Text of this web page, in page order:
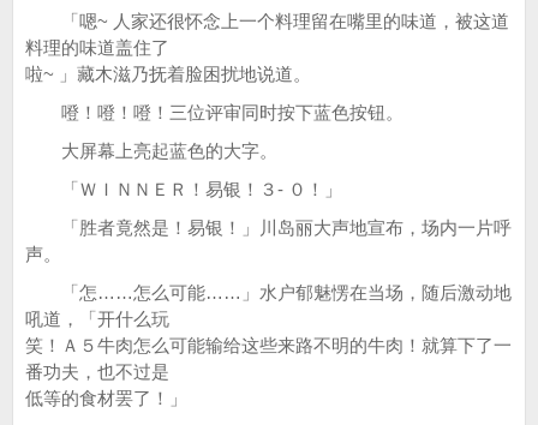
「嗯~ 人家还很怀念上一个料理留在嘴里的味道，被这道
料理的味道盖住了
啦~ 」藏木滋乃抚着脸困扰地说道。
噔！噔！噔！三位评审同时按下蓝色按钮。
大屏幕上亮起蓝色的大字。
「ＷＩＮＮＥＲ！易银！３- ０！」
「胜者竟然是！易银！」川岛丽大声地宣布，场内一片呼
声。
「怎……怎么可能……」水户郁魅愣在当场，随后激动地
吼道，「开什么玩
笑！Ａ５牛肉怎么可能输给这些来路不明的牛肉！就算下了一
番功夫，也不过是
低等的食材罢了！」